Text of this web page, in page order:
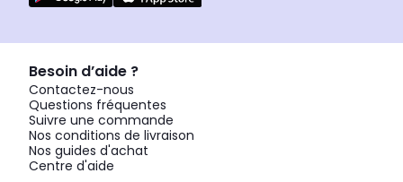
Besoin d’aide ?
Contactez-nous
Questions fréquentes
Suivre une commande
Nos conditions de livraison
Nos guides d'achat
Centre d'aide